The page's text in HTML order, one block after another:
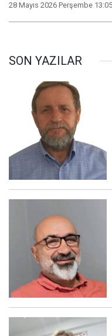
28 Mayıs 2026 Perşembe 13:05
SON YAZILAR